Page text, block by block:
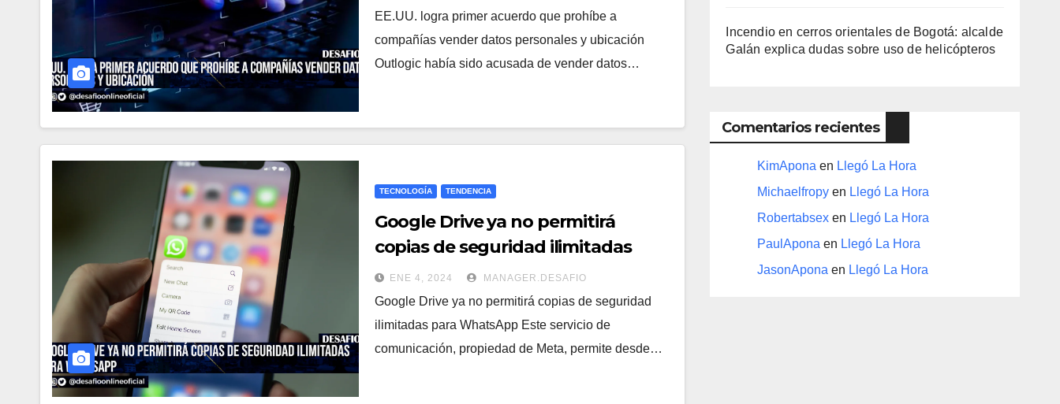
EE.UU. logra primer acuerdo que prohíbe a
compañías vender datos personales y ubicación
Outlogic había sido acusada de vender datos…
TECNOLOGÍA TENDENCIA
Google Drive ya no permitirá
copias de seguridad ilimitadas
para WhatsApp
ENE 4, 2024 MANAGER.DESAFIO
Google Drive ya no permitirá copias de seguridad
ilimitadas para WhatsApp Este servicio de
comunicación, propiedad de Meta, permite desde…
Incendio en cerros orientales de Bogotá: alcalde
Galán explica dudas sobre uso de helicópteros
Comentarios recientes
KimApona en Llegó La Hora
Michaelfropy en Llegó La Hora
Robertabsex en Llegó La Hora
PaulApona en Llegó La Hora
JasonApona en Llegó La Hora